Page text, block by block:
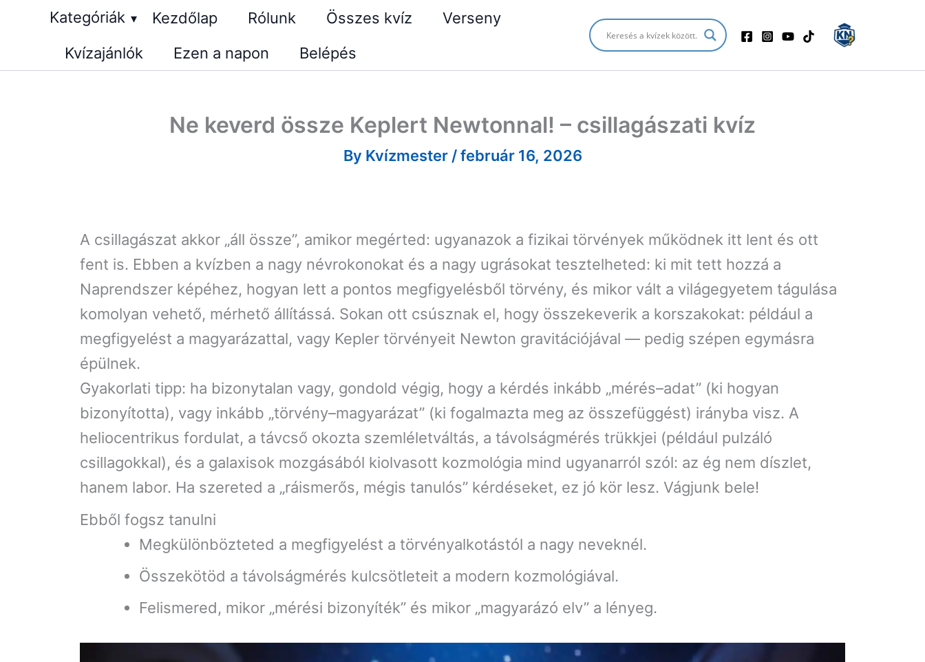
Kategóriák ▾ Kezdőlap Rólunk Összes kvíz
Verseny
Kvízajánlók
Ezen a napon Belépés
Ne keverd össze Keplert Newtonnal! – csillagászati kvíz
By Kvízmester /február 16, 2026
A csillagászat akkor „áll össze”, amikor megérted: ugyanazok a fizikai törvények működnek itt lent és ott
fent is. Ebben a kvízben a nagy névrokonokat és a nagy ugrásokat tesztelheted: ki mit tett hozzá a
Naprendszer képéhez, hogyan lett a pontos megfigyelésből törvény, és mikor vált a világegyetem tágulása
komolyan vehető, mérhető állítássá. Sokan ott csúsznak el, hogy összekeverik a korszakokat: például a
megfigyelést a magyarázattal, vagy Kepler törvényeit Newton gravitációjával — pedig szépen egymásra
épülnek.
Gyakorlati tipp: ha bizonytalan vagy, gondold végig, hogy a kérdés inkább „mérés–adat” (ki hogyan
bizonyította), vagy inkább „törvény–magyarázat” (ki fogalmazta meg az összefüggést) irányba visz. A
heliocentrikus fordulat, a távcső okozta szemléletváltás, a távolságmérés trükkjei (például pulzáló
csillagokkal), és a galaxisok mozgásából kiolvasott kozmológia mind ugyanarról szól: az ég nem díszlet,
hanem labor. Ha szereted a „ráismerős, mégis tanulós” kérdéseket, ez jó kör lesz. Vágjunk bele!
Ebből fogsz tanulni
Megkülönbözteted a megfigyelést a törvényalkotástól a nagy neveknél.
Összekötöd a távolságmérés kulcsötleteit a modern kozmológiával.
Felismered, mikor „mérési bizonyíték” és mikor „magyarázó elv” a lényeg.